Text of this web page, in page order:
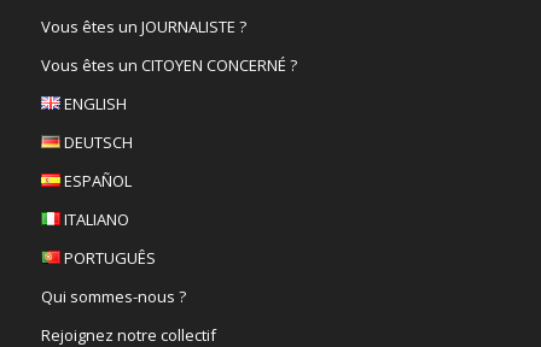
Vous êtes un JOURNALISTE ?
Vous êtes un CITOYEN CONCERNÉ ?
ENGLISH
DEUTSCH
ESPAÑOL
ITALIANO
PORTUGUÊS
Qui sommes-nous ?
Rejoignez notre collectif